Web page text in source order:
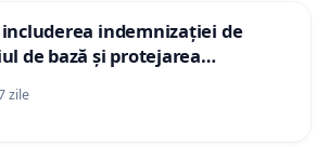
indemnizației de
de bază și protejarea
pentru asistenții
zile